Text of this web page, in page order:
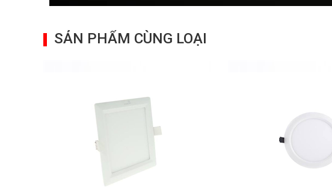
SẢN PHẨM CÙNG LOẠI